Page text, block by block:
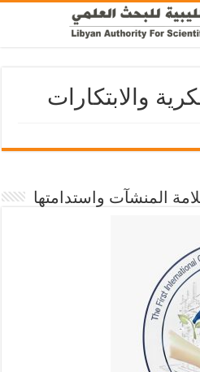
والابتكارات
المنشآت واستدامتها